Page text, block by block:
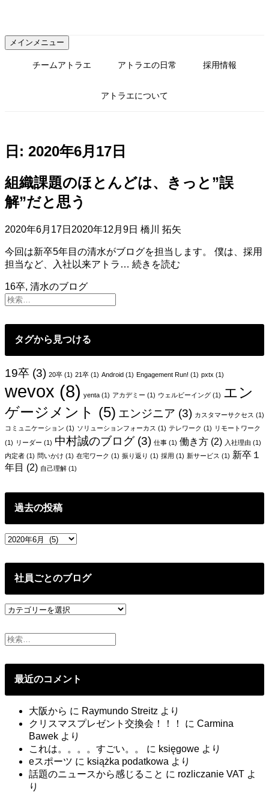
テ
ン
メインメニュー
チームアトラエ アトラエの日常 採用情報
アトラエについて
日: 2020年6月17日
組織課題のほとんどは、きっと”誤
解”だと思う
2020年6月17日 2020年12月9日 橋川 拓矢
今回は新卒5年目の清水がブログを担当します。 僕は、採用
担当など、入社以来アトラ… 続きを読む
ほ
は、
き
と”誤
解”だ
と
思
16卒, 清水のブログ
タグから見つける
19卒 (3) 20卒 (1) 21卒 (1) Android (1) Engagement Run! (1) pxtx (1)
wevox (8) yenta (1) アカデミー (1) ウェルビーイング (1) エン
ゲージメント (5) エンジニア (3) カスタマーサクセス (1)
コミュニケーション (1) ソリューションフォーカス (1) テレワーク (1) リモートワーク
(1) リーダー (1) 中村誠のブログ(3) 仕事 (1) 働き方 (2) 入社理由 (1)
内定者 (1) 問いかけ (1) 在宅ワーク (1) 振り返り (1) 採用 (1) 新サービス (1) 新卒１
年目 (2) 自己理解 (1)
過去の投稿
過
の
社員ごとのブログ
社
ご
と
グ
最近のコメント
大阪から に Raymundo Streitz より
クリスマスプレゼント交換会！！！
に Carmina
Bawek より
これは。。。。すごい。。
に księgowe より
eスポーツ に książka podatkowa より
話題のニュースから感じること に rozliczanie VAT よ
り